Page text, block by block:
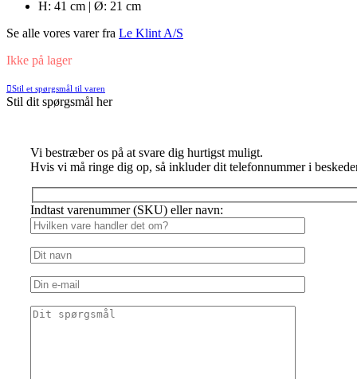
H: 41 cm | Ø: 21 cm
Se alle vores varer fra Le Klint A/S
Ikke på lager
Stil et spørgsmål til varen
Stil dit spørgsmål her
Vi bestræber os på at svare dig hurtigst muligt.
Hvis vi må ringe dig op, så inkluder dit telefonnummer i
Indtast varenummer (SKU) eller navn: